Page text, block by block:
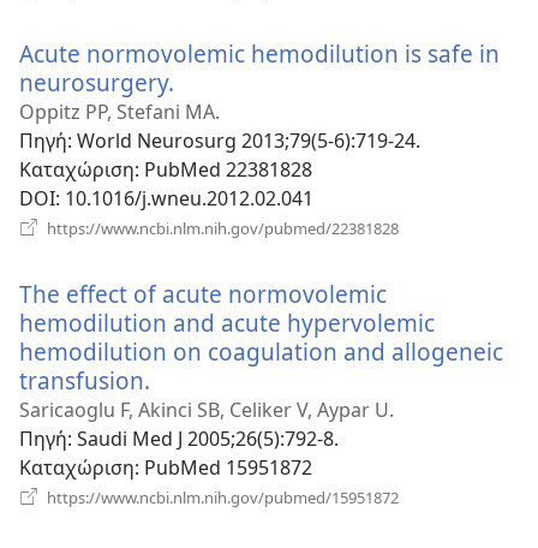
Acute normovolemic hemodilution is safe in
neurosurgery.
νέο
παράθυρο)
Oppitz PP, Stefani MA.
Πηγή‎: World Neurosurg 2013;79(5-6):719-24.
Καταχώριση‎: PubMed 22381828
DOI‎: 10.1016/j.wneu.2012.02.041
https://www.ncbi.nlm.nih.gov/pubmed/22381828
The effect of acute normovolemic
hemodilution and acute hypervolemic
hemodilution on coagulation and allogeneic
transfusion.
νέο
παράθυρο)
Saricaoglu F, Akinci SB, Celiker V, Aypar U.
Πηγή‎: Saudi Med J 2005;26(5):792-8.
Καταχώριση‎: PubMed 15951872
https://www.ncbi.nlm.nih.gov/pubmed/15951872